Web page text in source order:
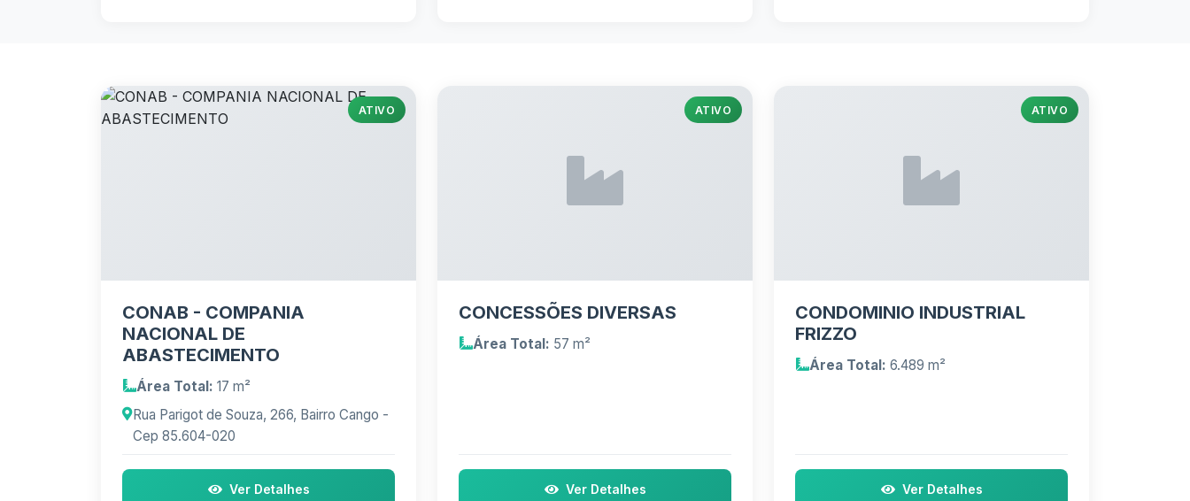
ATIVO
CONAB - COMPANIA
NACIONAL DE
ABASTECIMENTO
Área Total: 17 m²
Rua Parigot de Souza, 266, Bairro Cango -
Cep 85.604-020
Ver Detalhes
ATIVO
CONCESSÕES DIVERSAS
Área Total: 57 m²
Ver Detalhes
ATIVO
CONDOMINIO INDUSTRIAL
FRIZZO
Área Total: 6.489 m²
Ver Detalhes